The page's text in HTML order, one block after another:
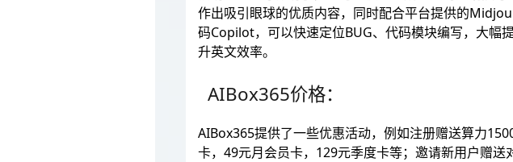
作出吸引眼球的优质内容，同时配合平台提供的
码Copilot，可以快速定位BUG、代码模块编写，大幅
升英文效率。
AIBox365价格：
AIBox365提供了一些优惠活动，例如注册赠送算力
卡，49元月会员卡，129元季度卡等；邀请新用户赠送